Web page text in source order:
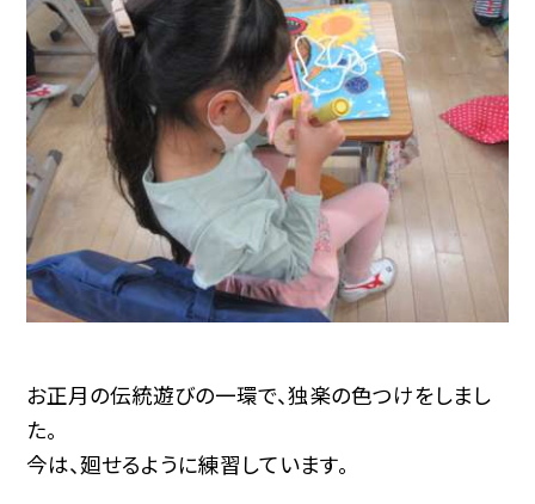
お正月の伝統遊びの一環で、独楽の色つけをしまし
た。
今は、廻せるように練習しています。